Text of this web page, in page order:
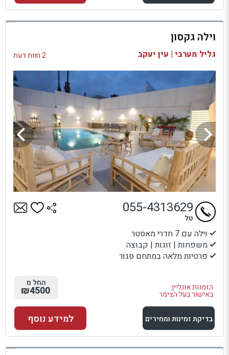
למתחם זה
בדיקת זמינות ומחירים
וילה גקסון
גליל מערבי | עין יעקב 2 חוות דעת
וילה עם 7 חדרי מאסטר
משפחות | זוגות | קבוצה
פרטיות מלאה במתחם סגור
הזמנות אונליין
באישור בעל הצימר
055-4313629
טל
החל מ
₪4500
בדיקת זמינות ומחירים
למתחם זה
למידע נוסף